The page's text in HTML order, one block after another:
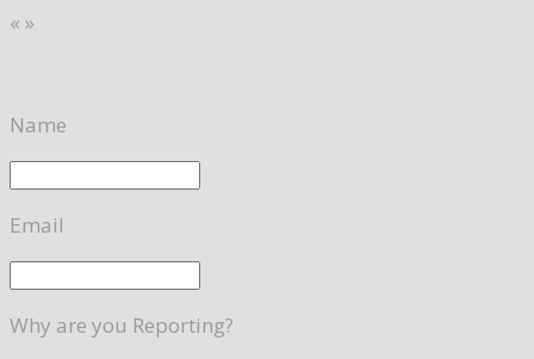
« »
Name
Email
Why are you Reporting?